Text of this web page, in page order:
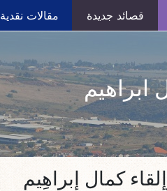
قصائد جديدة مقالات نقدية
ابراهيم
كمال إبراهِيم